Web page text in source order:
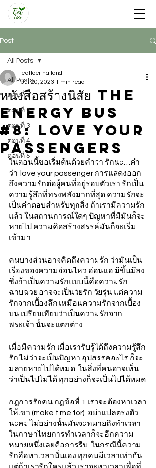
Post
All Posts
ตอนที่ 1
ตอนที่ 2
ตอนที่ 3
ตอนที่ 4
ตอนที่ 5
All Posts
หนังสือสร้างนิสัย The
energy bus
#8: Love Your
Passengers
eatloeithailand
Jul 20, 2023 1 min read
ในตอนนี้ขอเริ่มต้นด้วยคำว่า รักนะ…คำ
ว่า  love your passenger การแสดงออก
ถึงความรักต่อผู้คนที่อยู่รอบตัวเรา รักเป็น
ความรู้สึกที่ทรงพลังมากที่สุด ความรักจะ
เป็นคําตอบสําหรับทุกสิ่ง ถ้าเรามีความรัก
แล้ว ในสถานการณ์ใดๆ ปัญหาที่มีมันก็จะ
หายไป ความคิดสร้างสรรค์มันก็จะเริ่ม
เข้ามา
คนบางส่วนอาจคิดถึงความรัก ว่ามันเป็น
เรื่องของความอ่อนไหว อ่อนแอ มีขึ้นมีลง
ซึ่งถ้าเป็นความรักแบบนี้คือความรัก
ฉาบฉวย อาจจะเป็นวัยรัก วัยรุ่น แต่ความ
รักจากเบื้องลึก เหมือนความรักจากเบื้อง
บน เปรียบเทียบว่าเป็นความรักจาก
พระเจ้า นั้นจะแตกต่าง
เมื่อมีความรัก เมื่อเรารับรู้ได้ถึงความรู้สึก
รัก ไม่ว่าจะเป็นปัญหา อุปสรรคอะไร ก็จะ
มลายหายไปได้หมด  ในสิ่งที่คนอาจเห็น
ว่าเป็นไปไม่ได้ ทุกอย่างก็จะเป็นไปได้หมด
กฎการรักคน กฎข้อที่ 1 เราจะต้องหาเวลา
ให้เขา (make time for)  อย่าแปลตรงตัว
นะคะ ไม่อย่างนั้นมันจะหมายถึงทําเวลา
ในภาษาไทยการทำเวลาก็จะอีกความ
หมายหนึ่งเลยคือการรีบ  ในกรณีนี้ความ
รักคือหาเวลานั่นเอง ทุกคนมีเวลาเท่ากัน